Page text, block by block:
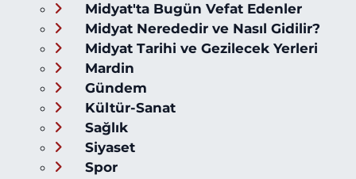
Midyat'ta Bugün Vefat Edenler
Midyat Nerededir ve Nasıl Gidilir?
Midyat Tarihi ve Gezilecek Yerleri
Mardin
Gündem
Kültür-Sanat
Sağlık
Siyaset
Spor